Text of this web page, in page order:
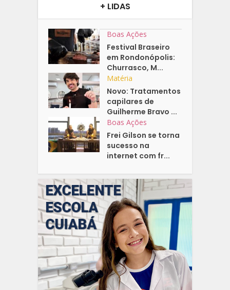
+ LIDAS
Boas Ações
Festival Braseiro
em Rondonópolis:
Churrasco, M...
Matéria
Novo: Tratamentos
capilares de
Guilherme Bravo ...
Boas Ações
Frei Gilson se torna
sucesso na
internet com fr...